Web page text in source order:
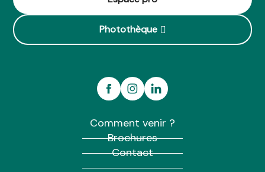
Photothèque
Comment venir ?
Brochures
Contact